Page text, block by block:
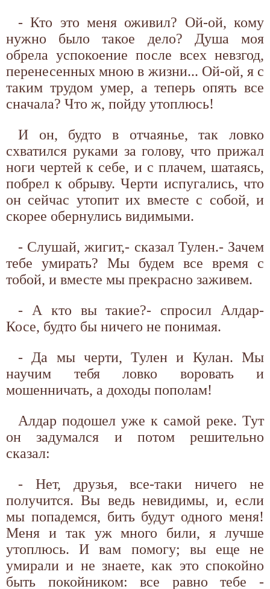
- Кто это меня оживил? Ой-ой, кому
нужно было такое дело? Душа моя
обрела успокоение после всех невзгод,
перенесенных мною в жизни... Ой-ой, я с
таким трудом умер, а теперь опять все
сначала? Что ж, пойду утоплюсь!
И он, будто в отчаянье, так ловко
схватился руками за голову, что прижал
ноги чертей к себе, и с плачем, шатаясь,
побрел к обрыву. Черти испугались, что
он сейчас утопит их вместе с собой, и
скорее обернулись видимыми.
- Слушай, жигит,- сказал Тулен.- Зачем
тебе умирать? Мы будем все время с
тобой, и вместе мы прекрасно заживем.
- А кто вы такие?- спросил Алдар-
Косе, будто бы ничего не понимая.
- Да мы черти, Тулен и Кулан. Мы
научим тебя ловко воровать и
мошенничать, а доходы пополам!
Алдар подошел уже к самой реке. Тут
он задумался и потом решительно
сказал:
- Нет, друзья, все-таки ничего не
получится. Вы ведь невидимы, и, если
мы попадемся, бить будут одного меня!
Меня и так уж много били, я лучше
утоплюсь. И вам помогу; вы еще не
умирали и не знаете, как это спокойно
быть покойником: все равно тебе -